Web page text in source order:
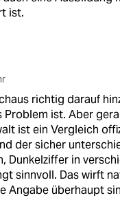
ist.
richtig darauf
Problem ist. Aber
ist ein Vergleich
der sicher
Dunkelziffer in
sinnvoll. Das wirft
Angabe überhaupt